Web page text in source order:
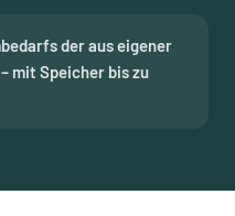
der aus eigener
mit Speicher bis zu